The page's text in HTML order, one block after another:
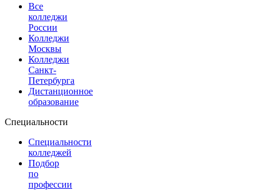
Все
колледжи
России
Колледжи
Москвы
Колледжи
Санкт-
Петербурга
Дистанционное
образование
Специальности
Специальности
колледжей
Подбор
по
профессии